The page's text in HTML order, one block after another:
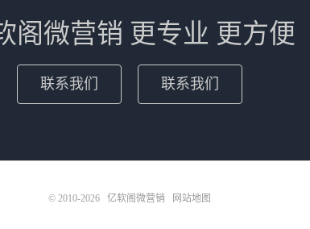
阁微营销 更专业 更方便
联系我们 联系我们
© 2010-2026 亿软阁微营销 网站地图